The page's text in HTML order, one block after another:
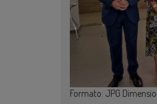
Formato: JPG